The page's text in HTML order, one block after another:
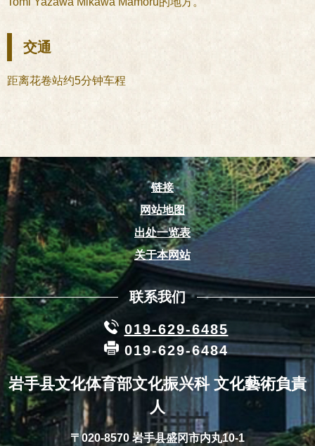
交通
距离花卷站约5分钟车程
链接
网站地图
出处一览表
关于本网站
联系我们
019-629-6485
019-629-6484
岩手县文化体育部文化振兴科 文化藝術負責
人
〒020-8570 岩手县盛冈市内丸10-1